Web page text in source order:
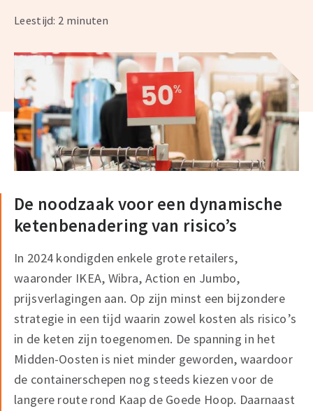
Leestijd: 2 minuten
De noodzaak voor een dynamische
ketenbenadering van risico’s
In 2024 kondigden enkele grote retailers,
waaronder IKEA, Wibra, Action en Jumbo,
prijsverlagingen aan. Op zijn minst een bijzondere
strategie in een tijd waarin zowel kosten als risico’s
in de keten zijn toegenomen. De spanning in het
Midden-Oosten is niet minder geworden, waardoor
de containerschepen nog steeds kiezen voor de
langere route rond Kaap de Goede Hoop. Daarnaast